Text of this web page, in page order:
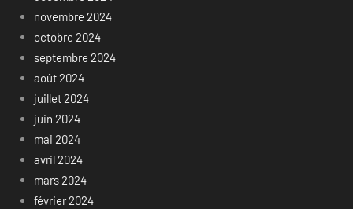
novembre 2024
octobre 2024
septembre 2024
août 2024
juillet 2024
juin 2024
mai 2024
avril 2024
mars 2024
février 2024